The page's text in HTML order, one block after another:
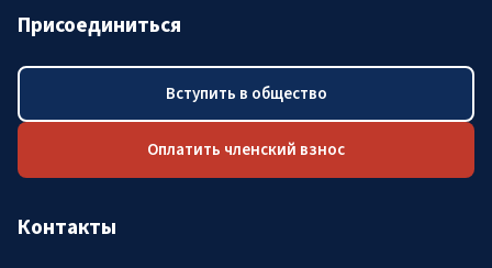
Присоединиться
Вступить в общество
Оплатить членский взнос
Контакты